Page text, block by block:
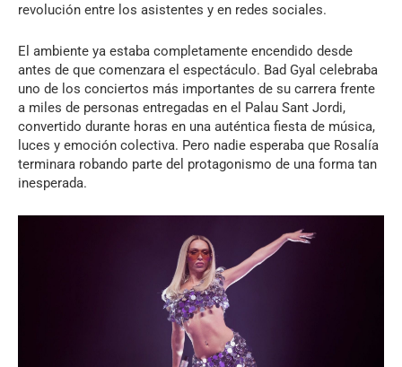
revolución entre los asistentes y en redes sociales.
El ambiente ya estaba completamente encendido desde
antes de que comenzara el espectáculo. Bad Gyal celebraba
uno de los conciertos más importantes de su carrera frente
a miles de personas entregadas en el Palau Sant Jordi,
convertido durante horas en una auténtica fiesta de música,
luces y emoción colectiva. Pero nadie esperaba que Rosalía
terminara robando parte del protagonismo de una forma tan
inesperada.